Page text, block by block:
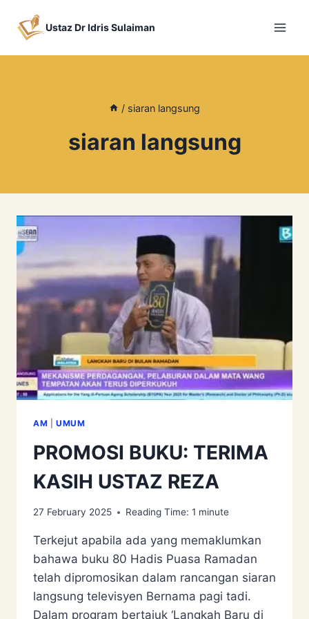
Ustaz Dr Idris Sulaiman
/ siaran langsung
siaran langsung
AM UMUM
PROMOSI BUKU: TERIMA
KASIH USTAZ REZA
27 February 2025 Reading Time: 1 minute
Terkejut apabila ada yang memaklumkan
bahawa buku 80 Hadis Puasa Ramadan
telah dipromosikan dalam rancangan siaran
langsung televisyen Bernama pagi tadi.
Dalam program bertajuk ‘Langkah Baru di